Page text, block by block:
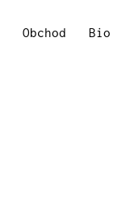
Obchod Bio